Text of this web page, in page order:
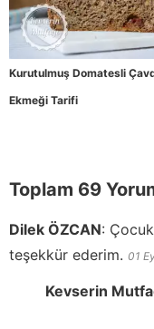
Kurutulmuş Domatesli
Ekmeği Tarifi
Toplam 69
Dilek ÖZCAN:
teşekkür ederim. 01
Kevserin